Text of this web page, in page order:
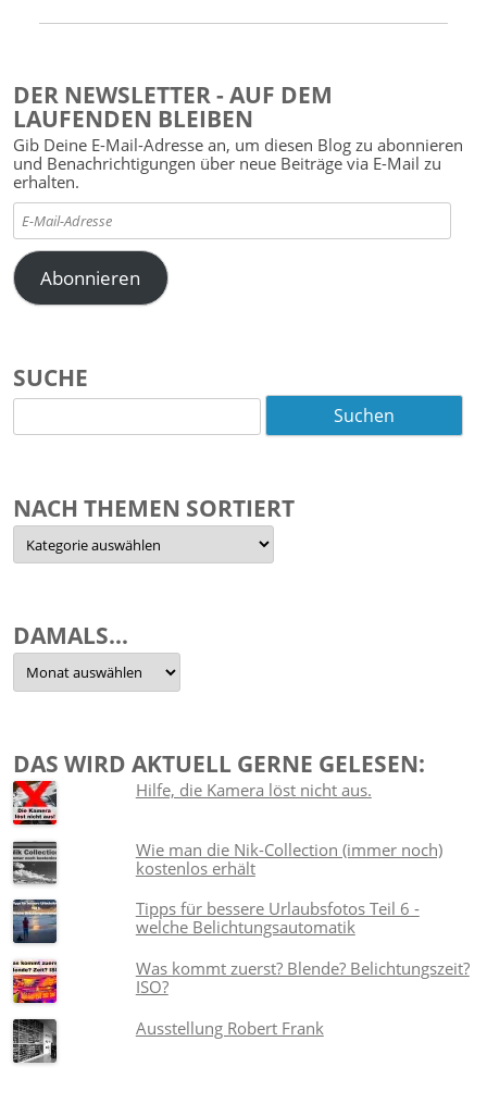
DER NEWSLETTER - AUF DEM
LAUFENDEN BLEIBEN
Gib Deine E-Mail-Adresse an, um diesen Blog zu abonnieren
und Benachrichtigungen über neue Beiträge via E-Mail zu
erhalten.
E-
Mail-
Adresse
Abonnieren
SUCHE
nach:
NACH THEMEN SORTIERT
Nach
Themen
sortiert
DAMALS…
Damals…
DAS WIRD AKTUELL GERNE GELESEN:
Hilfe, die Kamera löst nicht aus.
Wie man die Nik-Collection (immer noch)
kostenlos erhält
Tipps für bessere Urlaubsfotos Teil 6 -
welche Belichtungsautomatik
Was kommt zuerst? Blende? Belichtungszeit?
ISO?
Ausstellung Robert Frank